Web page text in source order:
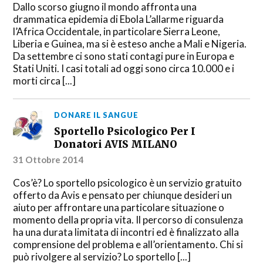
Dallo scorso giugno il mondo affronta una
drammatica epidemia di Ebola L’allarme riguarda
l’Africa Occidentale, in particolare Sierra Leone,
Liberia e Guinea, ma si è esteso anche a Mali e Nigeria.
Da settembre ci sono stati contagi pure in Europa e
Stati Uniti. I casi totali ad oggi sono circa 10.000 e i
morti circa [...]
DONARE IL SANGUE
Sportello Psicologico Per I
Donatori AVIS MILANO
31 Ottobre 2014
Cos’è? Lo sportello psicologico è un servizio gratuito
offerto da Avis e pensato per chiunque desideri un
aiuto per affrontare una particolare situazione o
momento della propria vita. Il percorso di consulenza
ha una durata limitata di incontri ed è finalizzato alla
comprensione del problema e all’orientamento. Chi si
può rivolgere al servizio? Lo sportello [...]